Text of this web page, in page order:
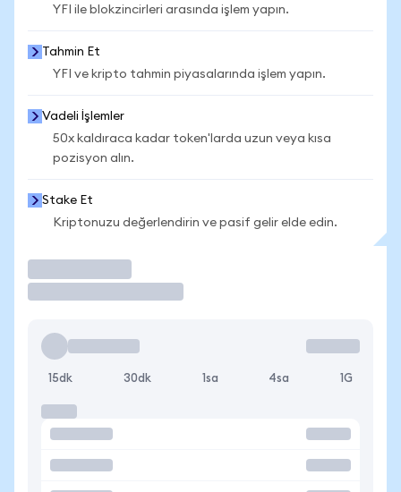
YFI ile blokzincirleri arasında işlem yapın.
Tahmin Et
YFI ve kripto tahmin piyasalarında işlem yapın.
Vadeli İşlemler
50x kaldıraca kadar token'larda uzun veya kısa
pozisyon alın.
Stake Et
Kriptonuzu değerlendirin ve pasif gelir elde edin.
15dk 30dk 1sa 4sa 1G